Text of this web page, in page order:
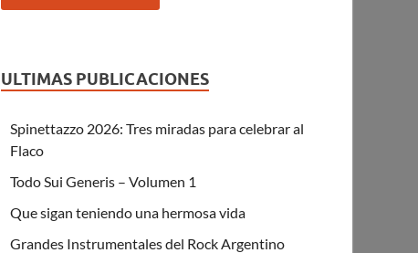
ULTIMAS PUBLICACIONES
Spinettazzo 2026: Tres miradas para celebrar al
Flaco
Todo Sui Generis – Volumen 1
Que sigan teniendo una hermosa vida
Grandes Instrumentales del Rock Argentino